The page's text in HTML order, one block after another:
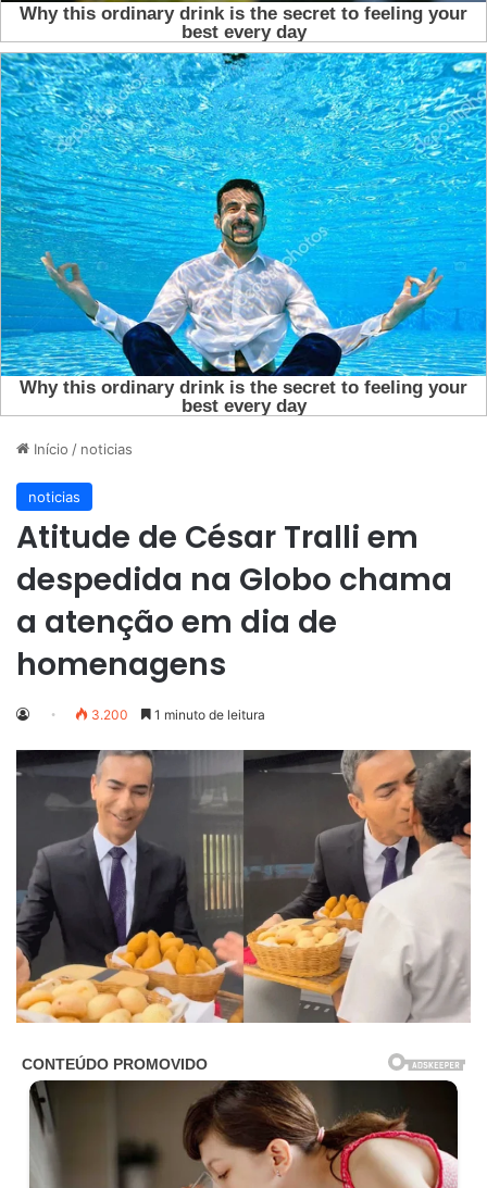
Início / noticias
noticias
Atitude de César Tralli em
despedida na Globo chama
a atenção em dia de
homenagens
3.200 1 minuto de leitura